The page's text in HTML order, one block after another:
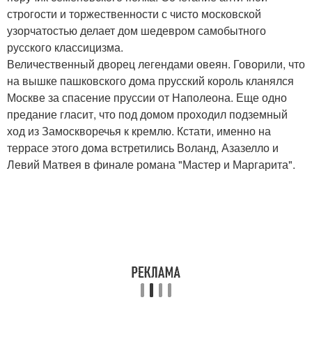
строгости и торжественности с чисто московской
узорчатостью делает дом шедевром самобытного
русского классицизма.
Величественный дворец легендами овеян. Говорили, что
на вышке пашковского дома прусский король кланялся
Москве за спасение пруссии от Наполеона. Еще одно
предание гласит, что под домом проходил подземный
ход из Замоскворечья к кремлю. Кстати, именно на
террасе этого дома встретились Воланд, Азазелло и
Левий Матвея в финале романа "Мастер и Маргарита".